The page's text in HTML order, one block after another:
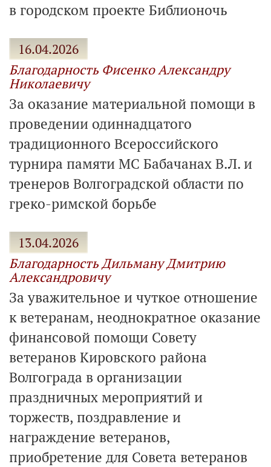
в городском проекте Библионочь
16.04.2026
Благодарность Фисенко Александру
Николаевичу
За оказание материальной помощи в
проведении одиннадцатого
традиционного Всероссийского
турнира памяти МС Бабачанах В.Л. и
тренеров Волгоградской области по
греко-римской борьбе
13.04.2026
Благодарность Дильману Дмитрию
Александровичу
За уважительное и чуткое отношение
к ветеранам, неоднократное оказание
финансовой помощи Совету
ветеранов Кировского района
Волгограда в организации
праздничных мероприятий и
торжеств, поздравление и
награждение ветеранов,
приобретение для Совета ветеранов